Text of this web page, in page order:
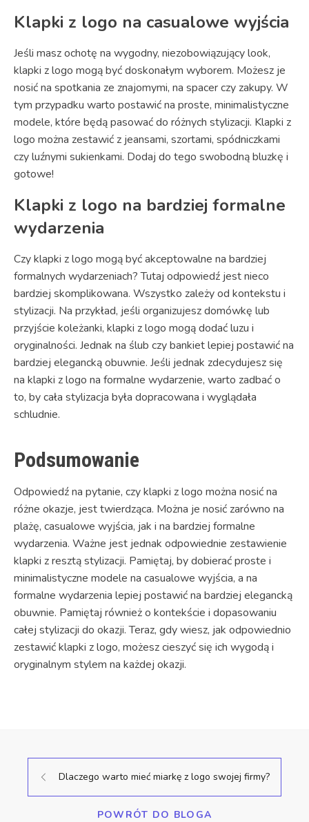
Klapki z logo na casualowe wyjścia
Jeśli masz ochotę na wygodny, niezobowiązujący look,
klapki z logo mogą być doskonałym wyborem. Możesz je
nosić na spotkania ze znajomymi, na spacer czy zakupy. W
tym przypadku warto postawić na proste, minimalistyczne
modele, które będą pasować do różnych stylizacji. Klapki z
logo można zestawić z jeansami, szortami, spódniczkami
czy luźnymi sukienkami. Dodaj do tego swobodną bluzkę i
gotowe!
Klapki z logo na bardziej formalne
wydarzenia
Czy klapki z logo mogą być akceptowalne na bardziej
formalnych wydarzeniach? Tutaj odpowiedź jest nieco
bardziej skomplikowana. Wszystko zależy od kontekstu i
stylizacji. Na przykład, jeśli organizujesz domówkę lub
przyjście koleżanki, klapki z logo mogą dodać luzu i
oryginalności. Jednak na ślub czy bankiet lepiej postawić na
bardziej elegancką obuwnie. Jeśli jednak zdecydujesz się
na klapki z logo na formalne wydarzenie, warto zadbać o
to, by cała stylizacja była dopracowana i wyglądała
schludnie.
Podsumowanie
Odpowiedź na pytanie, czy klapki z logo można nosić na
różne okazje, jest twierdząca. Można je nosić zarówno na
plażę, casualowe wyjścia, jak i na bardziej formalne
wydarzenia. Ważne jest jednak odpowiednie zestawienie
klapki z resztą stylizacji. Pamiętaj, by dobierać proste i
minimalistyczne modele na casualowe wyjścia, a na
formalne wydarzenia lepiej postawić na bardziej elegancką
obuwnie. Pamiętaj również o kontekście i dopasowaniu
całej stylizacji do okazji. Teraz, gdy wiesz, jak odpowiednio
zestawić klapki z logo, możesz cieszyć się ich wygodą i
oryginalnym stylem na każdej okazji.
Dlaczego warto mieć miarkę z logo swojej firmy?
POWRÓT DO BLOGA